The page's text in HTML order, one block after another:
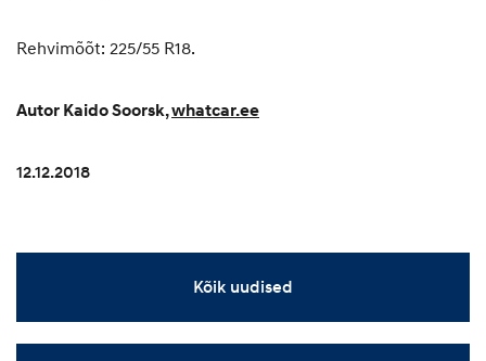
Rehvimõõt: 225/55 R18.
Autor Kaido Soorsk,whatcar.ee
12.12.2018
Kõik uudised